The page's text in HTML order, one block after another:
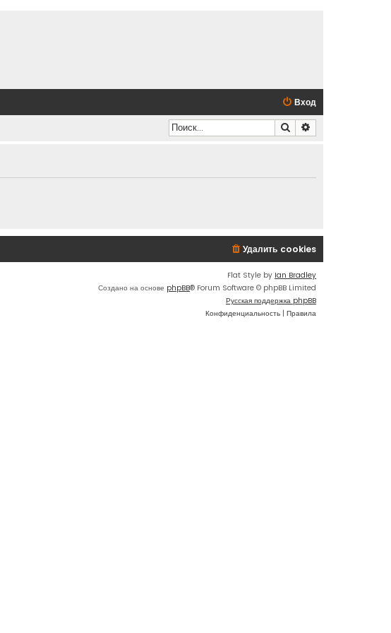
Вход
Поиск
Удалить cookies
Flat Style by Ian Bradley
Создано на основе phpBB® Forum Software © phpBB Limited
Русская поддержка phpBB
Конфиденциальность | Правила